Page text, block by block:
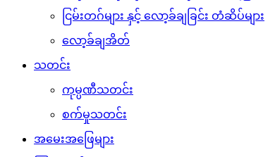
ငြမ်းတဂ်များ နှင့် လော့ခ်ချခြင်း တံဆိပ်များ
လော့ခ်ချအိတ်
သတင်း
ကုမ္ပဏီသတင်း
စက်မှုသတင်း
အမေးအဖြေများ